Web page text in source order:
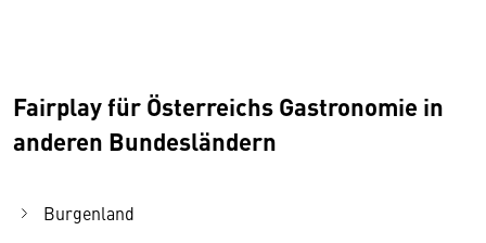
Fairplay für Österreichs Gastronomie in
anderen Bundesländern
Burgenland